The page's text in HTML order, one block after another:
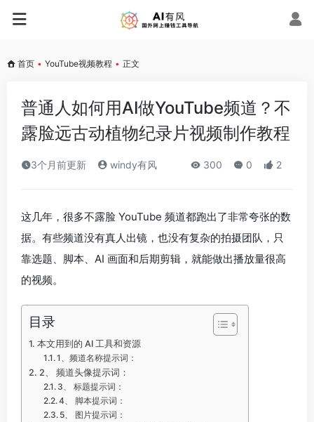
首页 • YouTube视频教程 • 正文
普通人如何用AI做YouTube频道？不
露脸远古动植物纪录片视频制作教程
3个月前更新 windy有风 300 0 2
这几年，很多不露脸 YouTube 频道都跑出了非常夸张的数
据。有些频道没有真人出镜，也没有复杂的拍摄团队，只
靠选题、脚本、AI 画面和后期剪辑，就能做出播放量很高
的视频。
目录
本文用到的 AI 工具和资源
1、频道名称提示词：
2、 频道头像提示词：
3、 标题提示词：
4、 脚本提示词：
5、 图片提示词：